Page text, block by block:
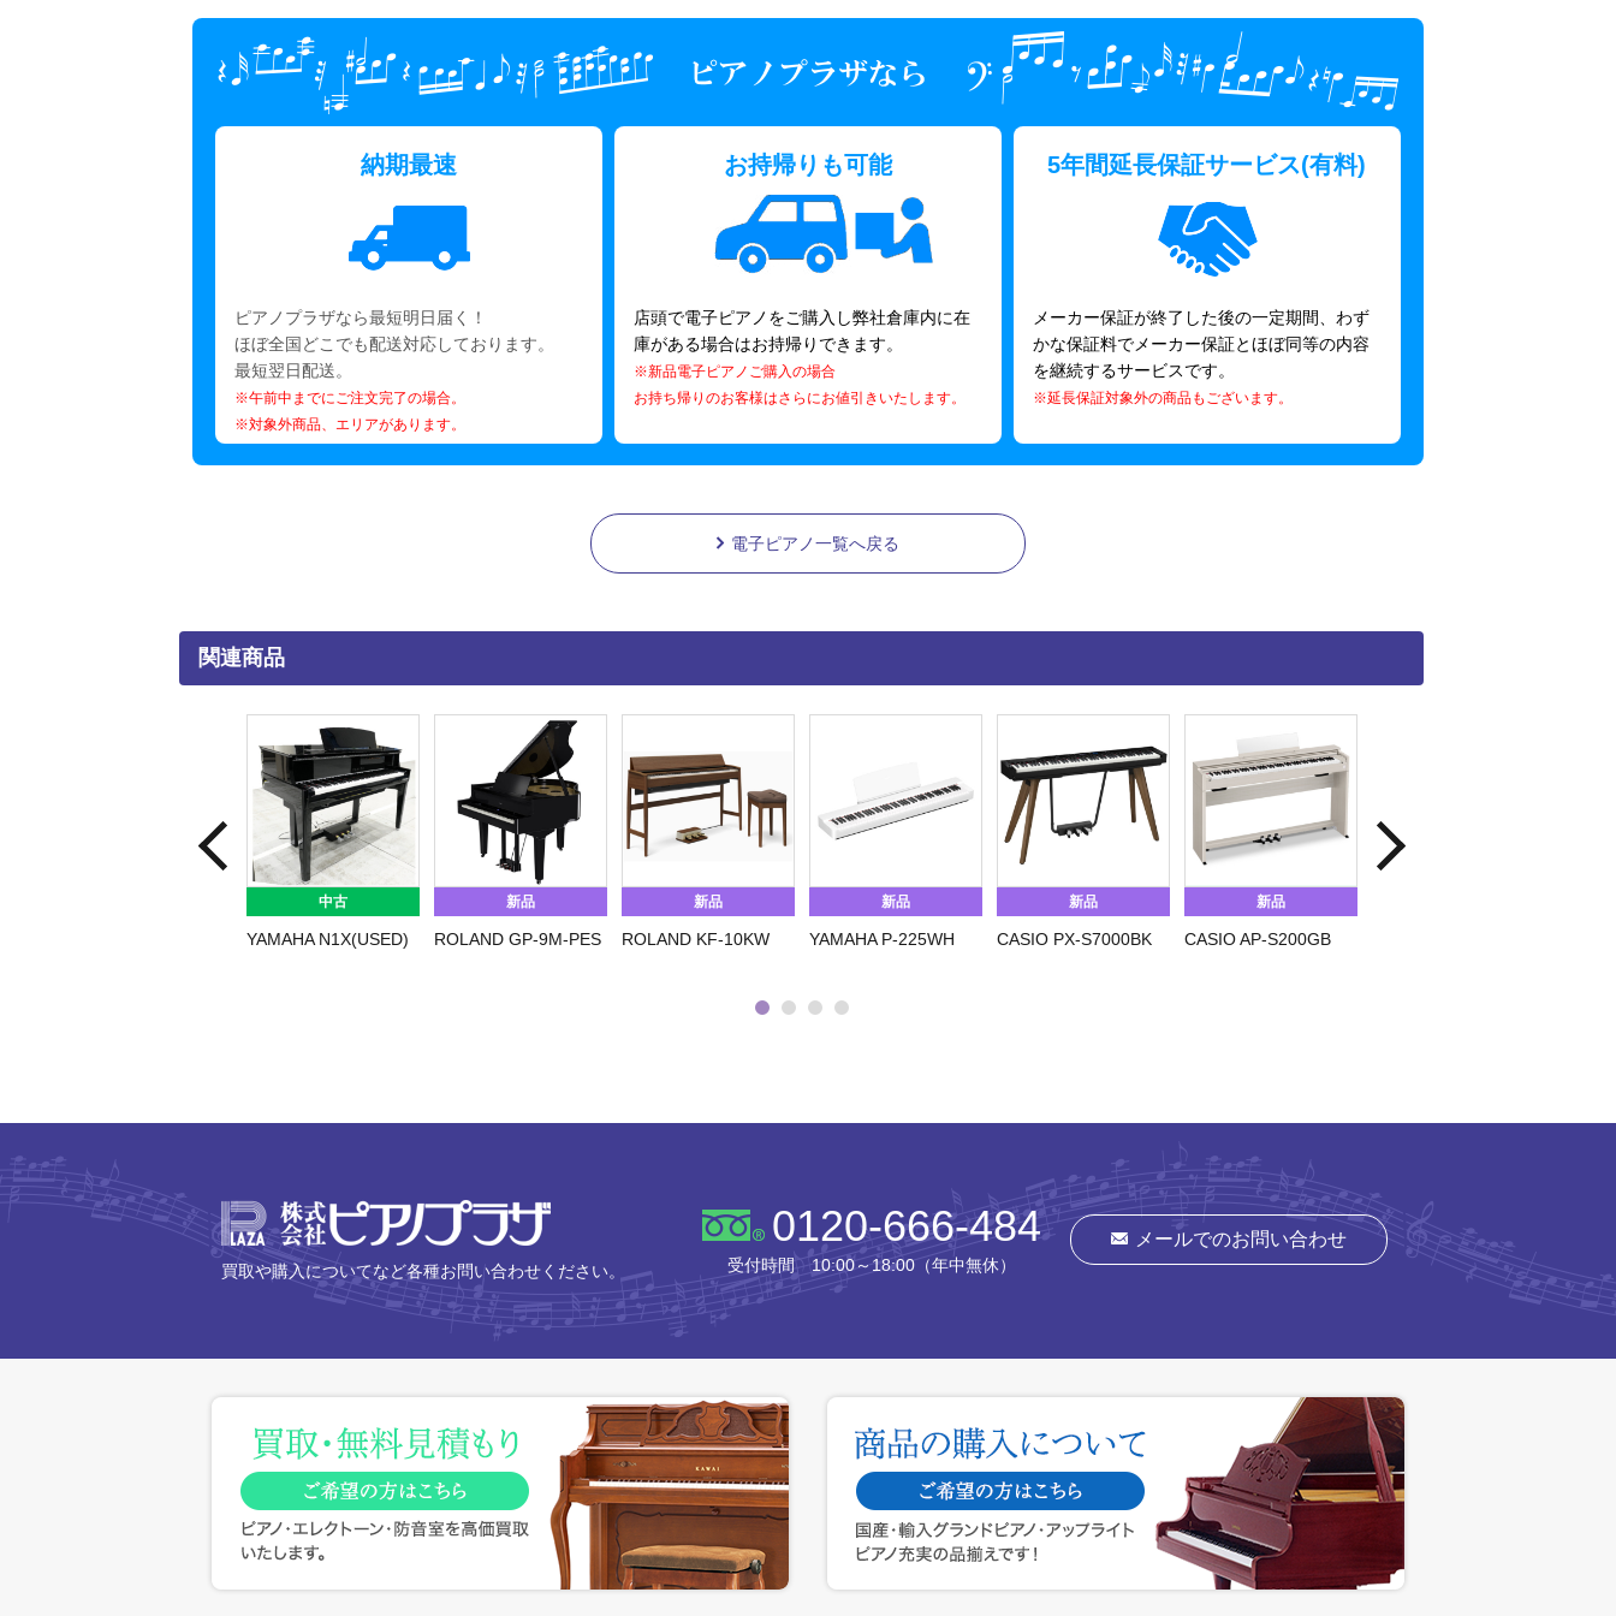
納期最速
ピアノプラザなら最短明日届く！
ほぼ全国どこでも配送対応しております。
最短翌日配送。
※午前中までにご注文完了の場合。
※対象外商品、エリアがあります。
お持帰りも可能
店頭で電子ピアノをご購入し弊社倉庫内に在
庫がある場合はお持帰りできます。
※新品電子ピアノご購入の場合
お持ち帰りのお客様はさらにお値引きいたします。
5年間延長保証サービス(有料)
メーカー保証が終了した後の一定期間、わず
かな保証料でメーカー保証とほぼ同等の内容
を継続するサービスです。
※延長保証対象外の商品もございます。
電子ピアノ一覧へ戻る
関連商品
中古
YAMAHA N1X(USED)
新品
ROLAND GP-9M-PES
新品
ROLAND KF-10KW
新品
YAMAHA P-225WH
新品
CASIO PX-S7000BK
新品
CASIO AP-S200GB
株式会社ピアノプラザ
買取や購入についてなど各種お問い合わせください。
0120-666-484
受付時間 10:00～18:00（年中無休）
メールでのお問い合わせ